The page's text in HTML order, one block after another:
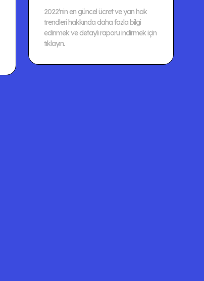
2022’nin en güncel ücret ve yan hak
trendleri hakkında daha fazla bilgi
edinmek ve detaylı raporu indirmek için
tıklayın.